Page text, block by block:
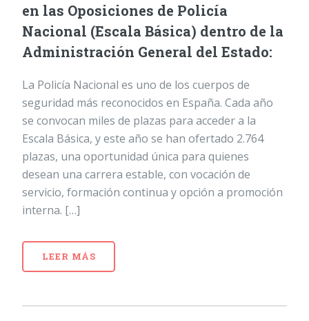
en las Oposiciones de Policía
Nacional (Escala Básica) dentro de la
Administración General del Estado:
La Policía Nacional es uno de los cuerpos de
seguridad más reconocidos en España. Cada año
se convocan miles de plazas para acceder a la
Escala Básica, y este año se han ofertado 2.764
plazas, una oportunidad única para quienes
desean una carrera estable, con vocación de
servicio, formación continua y opción a promoción
interna. […]
LEER MÁS